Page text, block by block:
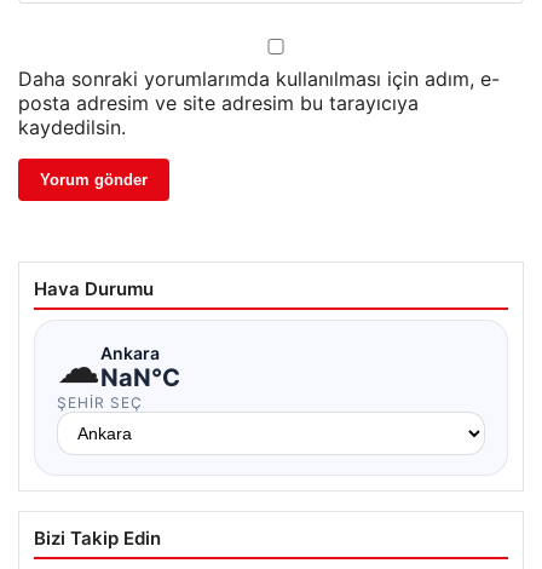
Daha sonraki yorumlarımda kullanılması için adım, e-
posta adresim ve site adresim bu tarayıcıya
kaydedilsin.
Hava Durumu
☁Ankara
NaN°C
ŞEHIR SEÇ
Bizi Takip Edin